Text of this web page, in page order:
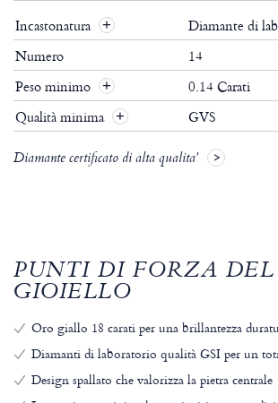
Incastonatura
Diamante di
Numero
14
Peso minimo
0.14 Carati
Qualità minima
GVS
Diamante certificato di alta qualita'
PUNTI DI FORZA DEL
GIOIELLO
Oro giallo 18 carati per una brillantezza
Diamanti di laboratorio qualità GSI per un
Design spallato che valorizza la pietra centrale